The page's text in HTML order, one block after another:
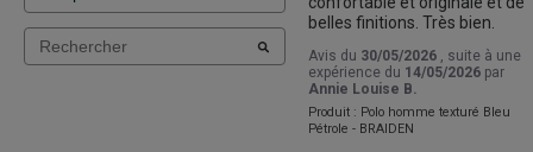
belles finitions. Très bien.
Avis du 30/05/2026 , suite à une
expérience du 14/05/2026 par
Annie Louise B.
Produit : Polo homme texturé Bleu
Pétrole - BRAIDEN